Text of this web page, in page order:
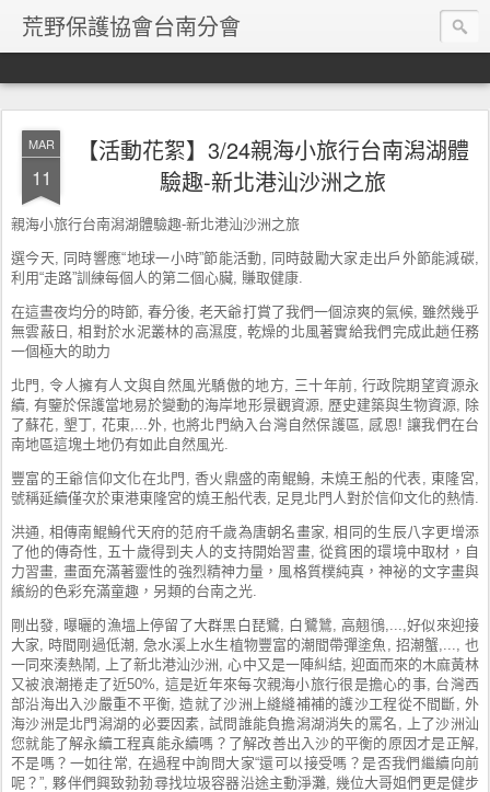
荒野保護協會台南分會
MAR
11
【活動花絮】3/24親海小旅行台南潟湖體
驗趣-新北港汕沙洲之旅
親海小旅行台南潟湖體驗趣-新北港汕沙洲之旅
選今天, 同時響應“地球一小時”節能活動, 同時鼓勵大家走出戶外節能減碳,
利用“走路”訓練每個人的第二個心臟, 賺取健康.
在這晝夜均分的時節, 春分後, 老天爺打賞了我們一個涼爽的氣候, 雖然幾乎
無雲蔽日, 相對於水泥叢林的高濕度, 乾燥的北風著實給我們完成此趟任務
一個極大的助力
北門, 令人擁有人文與自然風光驕傲的地方, 三十年前, 行政院期望資源永
續, 有鑒於保護當地易於變動的海岸地形景觀資源, 歷史建築與生物資源, 除
了蘇花, 墾丁, 花東,...外, 也將北門納入台灣自然保護區, 感恩! 讓我們在台
南地區這塊土地仍有如此自然風光.
豐富的王爺信仰文化在北門, 香火鼎盛的南鯤鯓, 未燒王船的代表, 東隆宮,
號稱延續僅次於東港東隆宮的燒王船代表, 足見北門人對於信仰文化的熱情.
洪通, 相傳南鯤鯓代天府的范府千歲為唐朝名畫家, 相同的生辰八字更增添
了他的傳奇性, 五十歲得到夫人的支持開始習畫, 從貧困的環境中取材，自
力習畫, 畫面充滿著靈性的強烈精神力量，風格質樸純真，神祕的文字畫與
繽紛的色彩充滿童趣，另類的台南之光.
剛出發, 曝曬的漁塭上停留了大群黑白琵鷺, 白鷺鷥, 高翹鴴,...,好似來迎接
大家, 時間剛過低潮, 急水溪上水生植物豐富的潮間帶彈塗魚, 招潮蟹,..., 也
一同來湊熱鬧, 上了新北港汕沙洲, 心中又是一陣糾結, 迎面而來的木麻黃林
又被浪潮捲走了近50%, 這是近年來每次親海小旅行很是擔心的事, 台灣西
部沿海出入沙嚴重不平衡, 造就了沙洲上縫縫補補的護沙工程從不間斷, 外
海沙洲是北門潟湖的必要因素, 試問誰能負擔潟湖消失的罵名, 上了沙洲汕
您就能了解永續工程真能永續嗎？了解改善出入沙的平衡的原因才是正解,
不是嗎？一如往常, 在過程中詢問大家“還可以接受嗎？是否我們繼續向前
呢？”, 夥伴們興致勃勃尋找垃圾容器沿途主動淨灘, 幾位大哥姐們更是健步